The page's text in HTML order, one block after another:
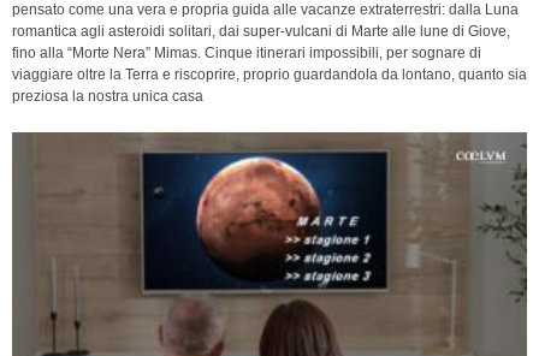
pensato come una vera e propria guida alle vacanze extraterrestri: dalla Luna
romantica agli asteroidi solitari, dai super-vulcani di Marte alle lune di Giove,
fino alla “Morte Nera” Mimas. Cinque itinerari impossibili, per sognare di
viaggiare oltre la Terra e riscoprire, proprio guardandola da lontano, quanto sia
preziosa la nostra unica casa